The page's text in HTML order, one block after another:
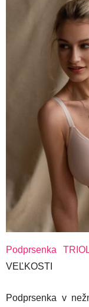
Podprsenka
VEĽKOSTI
Podprsenka v